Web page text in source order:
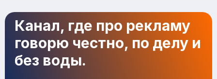
Канал, где про рекламу
говорю честно, по делу и
без воды.